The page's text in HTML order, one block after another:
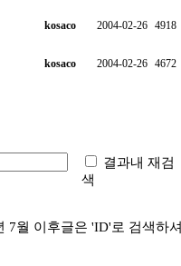
kosaco 2004-02-26 4918
kosaco 2004-02-26 4672
결과내 재검
색
7월 이후글은 'ID'로 검색하셔